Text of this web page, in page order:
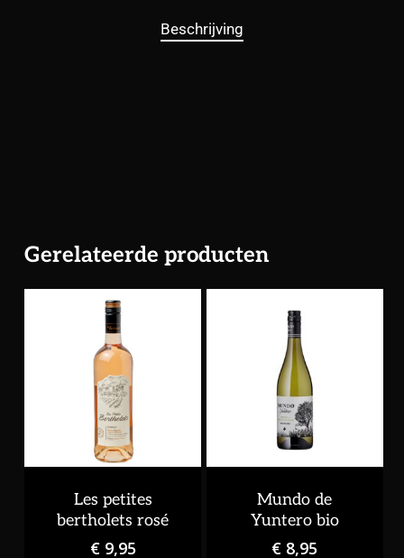
Beschrijving
Gerelateerde producten
Les petites
bertholets rosé
€9,95
Mundo de
Yuntero bio
€ 8,95